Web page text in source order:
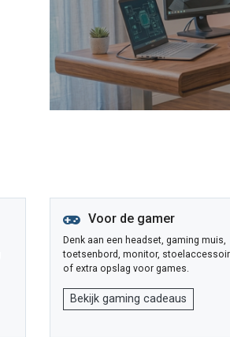
Voor de gamer
Denk aan een headset, gaming muis,
toetsenbord, monitor,
of extra opslag voor games.
Bekijk gaming cadeaus